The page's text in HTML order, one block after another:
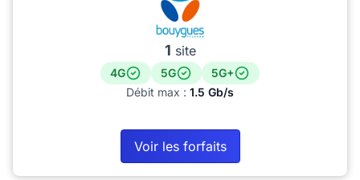
1 site
4G 5G
5G+
Débit max : 1.5 Gb/s
Voir les forfaits